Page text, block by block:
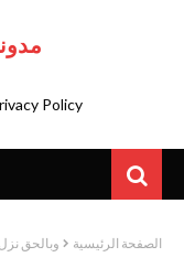
Policy
الصفحة الرئيسية وبالحق نزل